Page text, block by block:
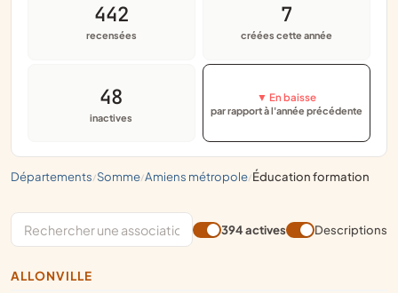
départements/ somme/ amiens métropole/ éducation formation
442
recensées
7
créées cette année
48
inactives
▼ En baisse
par rapport à l'année précédente
394 actives Descriptions
ALLONVILLE